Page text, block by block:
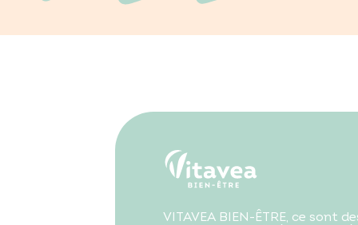
VITAVEA BIEN-ÊTRE, ce sont